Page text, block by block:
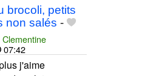
brocoli, petits
non salés -
07:42
j'aime